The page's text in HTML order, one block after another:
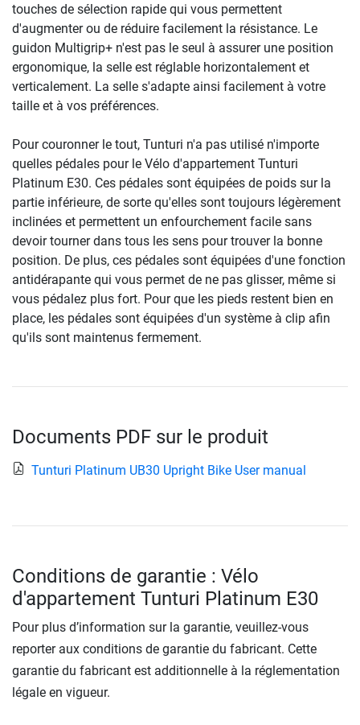
touches de sélection rapide qui vous permettent
d'augmenter ou de réduire facilement la résistance. Le
guidon Multigrip+ n'est pas le seul à assurer une position
ergonomique, la selle est réglable horizontalement et
verticalement. La selle s'adapte ainsi facilement à votre
taille et à vos préférences.
Pour couronner le tout, Tunturi n'a pas utilisé n'importe
quelles pédales pour le Vélo d'appartement Tunturi
Platinum E30. Ces pédales sont équipées de poids sur la
partie inférieure, de sorte qu'elles sont toujours légèrement
inclinées et permettent un enfourchement facile sans
devoir tourner dans tous les sens pour trouver la bonne
position. De plus, ces pédales sont équipées d'une fonction
antidérapante qui vous permet de ne pas glisser, même si
vous pédalez plus fort. Pour que les pieds restent bien en
place, les pédales sont équipées d'un système à clip afin
qu'ils sont maintenus fermement.
Documents PDF sur le produit
Tunturi Platinum UB30 Upright Bike User manual
Conditions de garantie : Vélo
d'appartement Tunturi Platinum E30
Pour plus d’information sur la garantie, veuillez-vous
reporter aux conditions de garantie du fabricant. Cette
garantie du fabricant est additionnelle à la réglementation
légale en vigueur.